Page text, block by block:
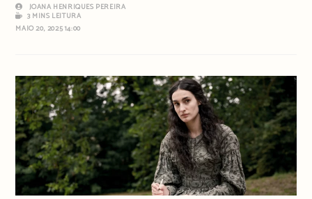
JOANA HENRIQUES PEREIRA
3 MINS LEITURA
MAIO 20, 2025 14:00